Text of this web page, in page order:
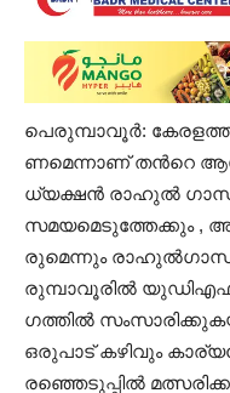
പെ​രു​മ്പാ​വൂ​ര്‍:
ണ​മെ​ന്നാ​ണ് ത​ന്‍റെ
ധ്യ​ക്ഷ​ൻ രാ​ഹു​ൽ
സമയമെടുത്തേക്കും ,
രുമെന്നും
രു​മ്പാ​വൂ​രി​ൽ
ഗ​ത്തി​ൽ
ഒ​രു​പാ​ട് ക​ഴി​വും
ര​ഞ്ഞെ​ടു​പ്പി​ൽ